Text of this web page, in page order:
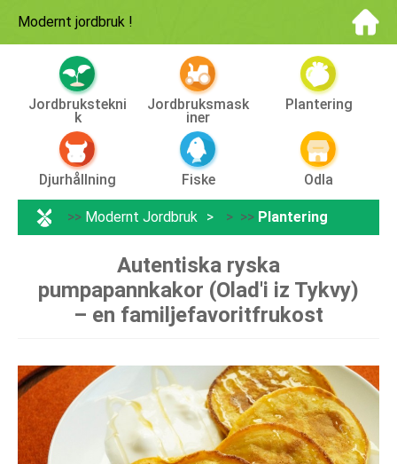
Modernt jordbruk !
Jordbrukstekni
K
Jordbruksmask
Iner
Plantering
Djurhållning Fiske Odla
>> Modernt Jordbruk > >> Plantering
Autentiska ryska
pumpapannkakor (Olad'i iz Tykvy)
– en familjefavoritfrukost